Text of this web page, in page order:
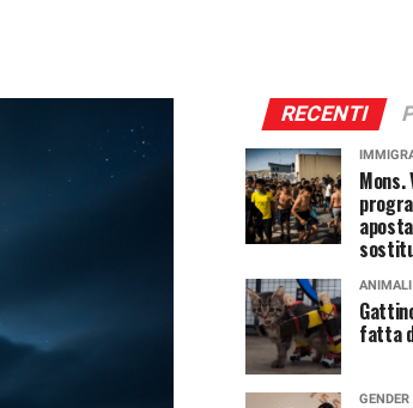
RECENTI
Mons.
ANIMALI
fatta
GENDER